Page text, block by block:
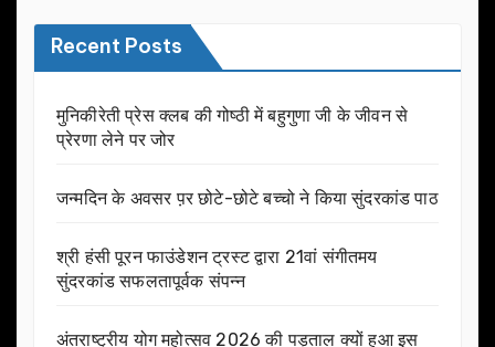
Recent Posts
मुनिकीरेती प्रेस क्लब की गोष्ठी में बहुगुणा जी के जीवन से
प्रेरणा लेने पर जोर
जन्मदिन के अवसर प़र छोटे-छोटे बच्चो ने किया सुंदरकांड पाठ
श्री हंसी पूरन फाउंडेशन ट्रस्ट द्वारा 21वां संगीतमय
सुंदरकांड सफलतापूर्वक संपन्न
अंतराष्ट्रीय योग महोत्सव 2026 की पड़ताल क्यों हुआ इस